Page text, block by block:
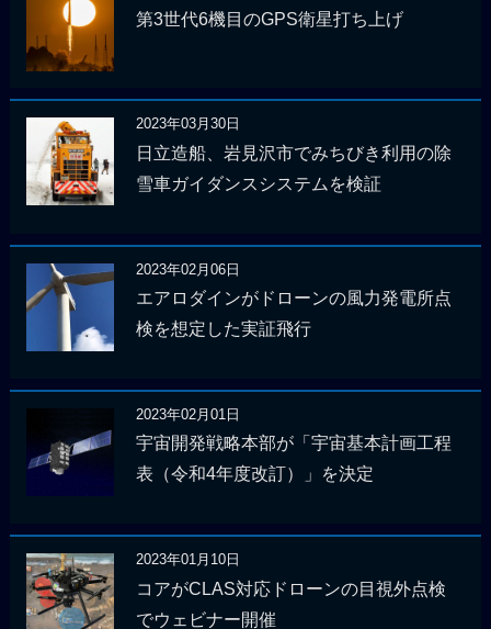
第3世代6機目のGPS衛星打ち上げ
2023年03月30日
日立造船、岩見沢市でみちびき利用の除
雪車ガイダンスシステムを検証
2023年02月06日
エアロダインがドローンの風力発電所点
検を想定した実証飛行
2023年02月01日
宇宙開発戦略本部が「宇宙基本計画工程
表（令和4年度改訂）」を決定
2023年01月10日
コアがCLAS対応ドローンの目視外点検
でウェビナー開催